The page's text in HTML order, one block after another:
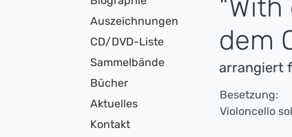
Auszeichnungen
CD/DVD-Liste
Sammelbände
Bücher
Aktuelles
Kontakt
"With
dem
arrangiert
Besetzung:
Violoncello